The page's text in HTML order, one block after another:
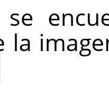
se
la